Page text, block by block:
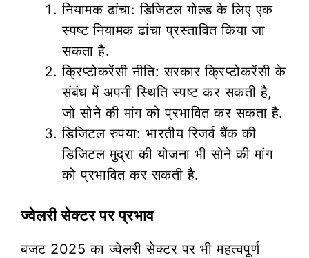
नियामक ढांचा: डिजिटल गोल्ड के लिए एक
स्पष्ट नियामक ढांचा प्रस्तावित किया जा
सकता है.
क्रिप्टोकरेंसी नीति: सरकार क्रिप्टोकरेंसी के
संबंध में अपनी स्थिति स्पष्ट कर सकती है,
जो सोने की मांग को प्रभावित कर सकता है.
डिजिटल रुपया: भारतीय रिजर्व बैंक की
डिजिटल मुद्रा की योजना भी सोने की मांग
को प्रभावित कर सकती है.
ज्वेलरी सेक्टर पर प्रभाव
बजट 2025 का ज्वेलरी सेक्टर पर भी महत्वपूर्ण